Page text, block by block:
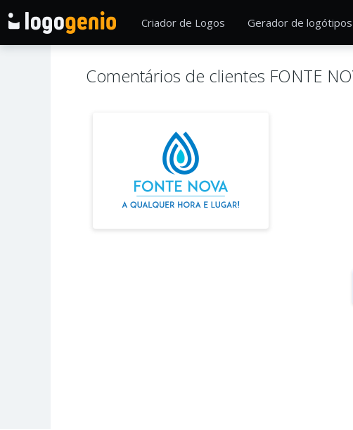
Criador de Logos Gerador de
Comentários de clientes FONTE